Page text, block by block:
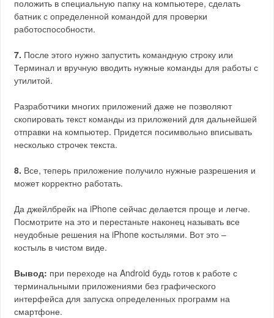
положить в специальную папку на компьютере, сделать
батник с определенной командой для проверки
работоспособности.
7. После этого нужно запустить командную строку или
Терминал и вручную вводить нужные команды для работы с
утилитой.
Разработчики многих приложений даже не позволяют
скопировать текст команды из приложений для дальнейшей
отправки на компьютер. Придется посимвольно вписывать
несколько строчек текста.
8. Все, теперь приложение получило нужные разрешения и
может корректно работать.
Да джейлбрейк на iPhone сейчас делается проще и легче.
Посмотрите на это и перестаньте наконец называть все
неудобные решения на iPhone костылями. Вот это –
костыль в чистом виде.
Вывод: при переходе на Android будь готов к работе с
терминальными приложениями без графического
интерфейса для запуска определенных программ на
смартфоне.